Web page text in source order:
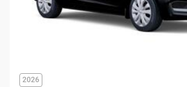
2026